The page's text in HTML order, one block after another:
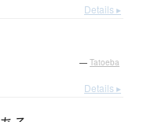
Details ▸
— Tatoeba
Details ▸